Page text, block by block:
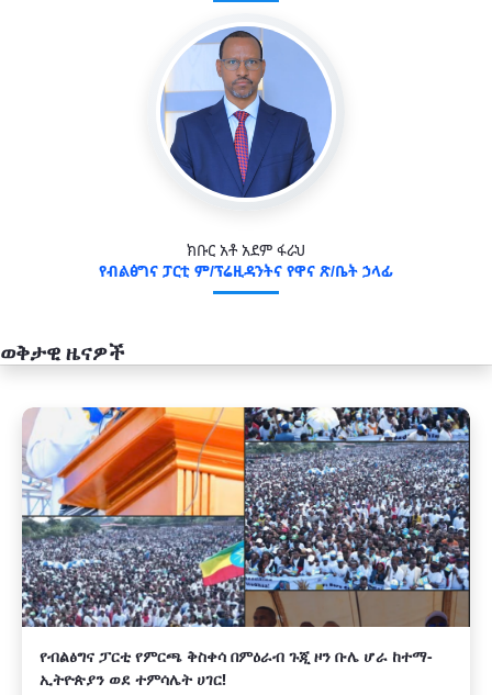
ክቡር አቶ አደም ፋራህ
የብልፅግና ፓርቲ ም/ፕሬዚዳንትና የዋና ጽ/ቤት ኃላፊ
ወቅታዊ ዜናዎች
አዲስ
የብልፅግና ፓርቲ የምርጫ ቅስቀሳ በምዕራብ ጉጂ ዞን ቡሌ ሆራ ከተማ-
ኢትዮጵያን ወደ ተምሳሌት ሀገር!